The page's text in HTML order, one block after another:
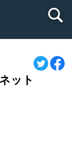
ット